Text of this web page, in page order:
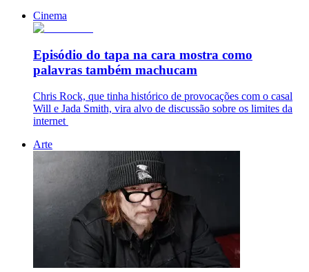
Cinema
Episódio do tapa na cara mostra como
palavras também machucam
Chris Rock, que tinha histórico de provocações com o casal
Will e Jada Smith, vira alvo de discussão sobre os limites da
internet
Arte